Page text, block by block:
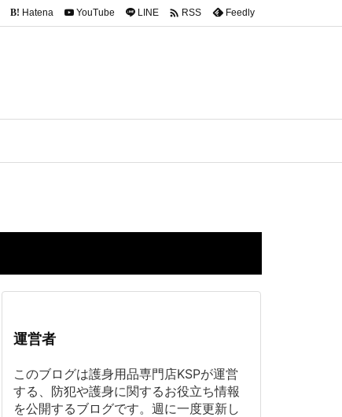
B! Hatena YouTube LINE  RSS Feedly
運営者
このブログは護身用品専門店KSPが運営
する、防犯や護身に関するお役立ち情報
を公開するブログです。週に一度更新し